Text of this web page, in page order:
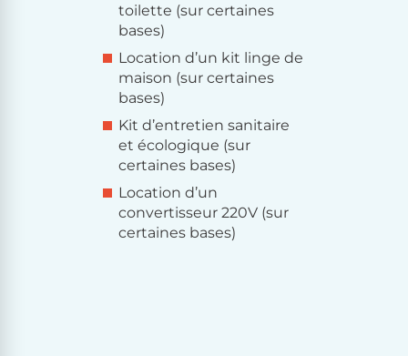
toilette (sur certaines
bases)
Location d’un kit linge de
maison (sur certaines
bases)
Kit d’entretien sanitaire
et écologique (sur
certaines bases)
Location d’un
convertisseur 220V (sur
certaines bases)